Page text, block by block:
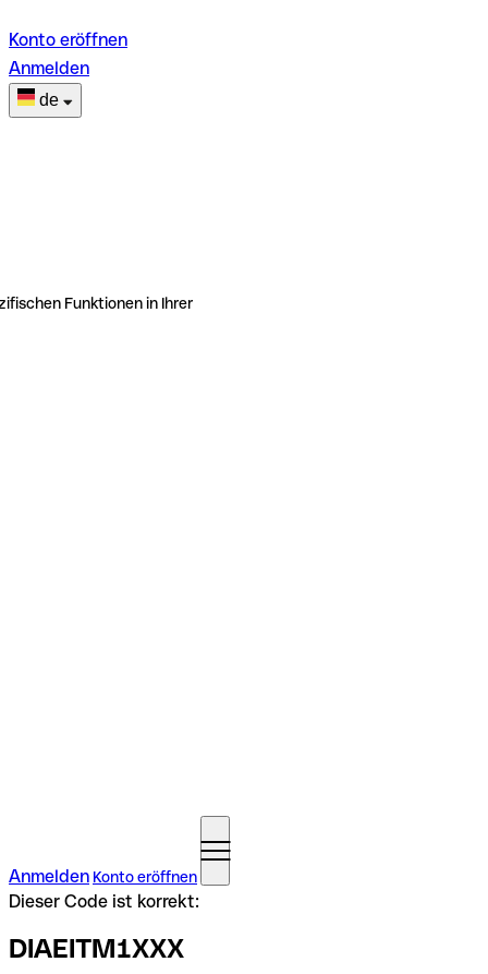
Konto eröffnen
Anmelden
de
Funktionen in Ihrer
Anmelden Konto eröffnen
Dieser Code ist korrekt:
DIAEITM1XXX